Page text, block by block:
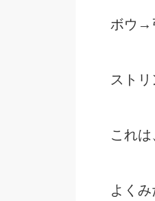
ボウ→
スト
これは
よく